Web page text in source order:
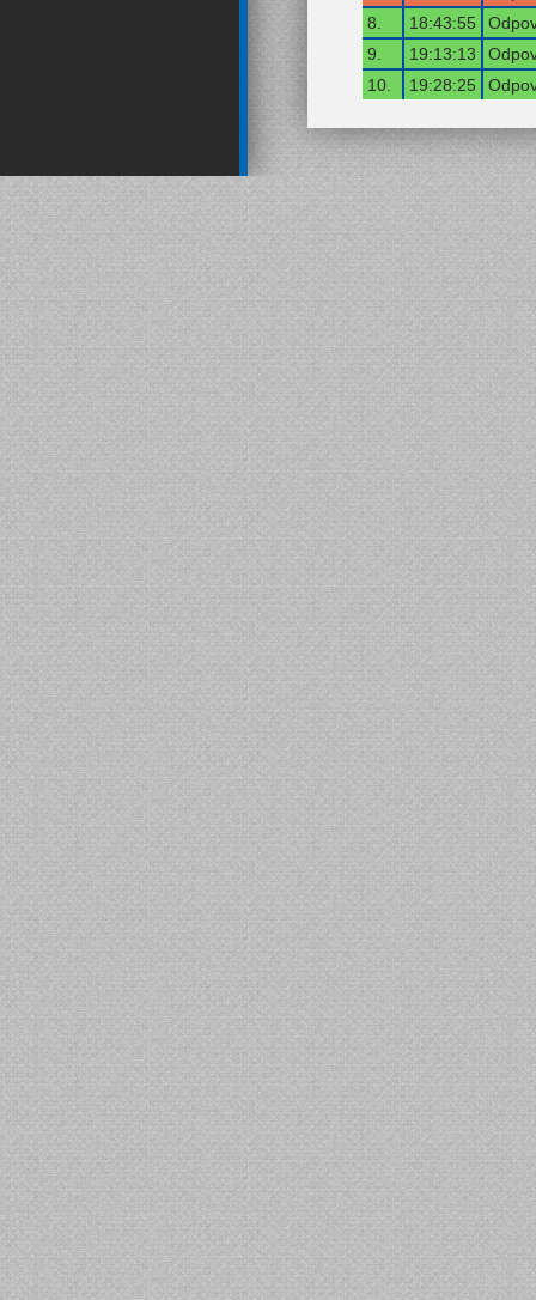
8.
18:43:55
9.
19:13:13
10.
19:28:25